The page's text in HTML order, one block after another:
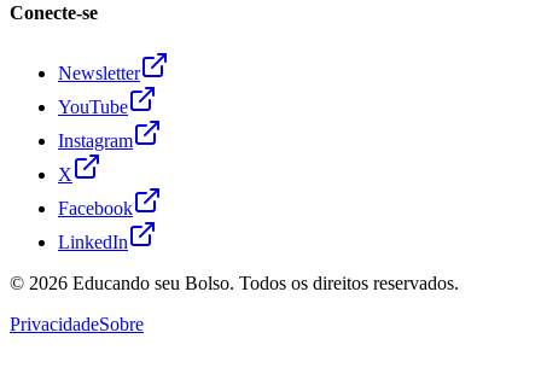
Conecte-se
Newsletter
YouTube
Instagram
X
Facebook
LinkedIn
© 2026 Educando seu Bolso. Todos os direitos reservados.
PrivacidadeSobre